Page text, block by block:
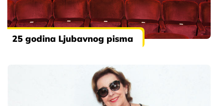
25 godina Ljubavnog pisma